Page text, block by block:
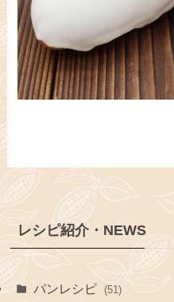
レシピ紹介・NEWS
パンレシピ (51)